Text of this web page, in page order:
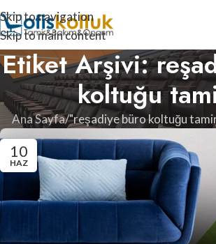
Skip to navigation
Skip to main content
Etiket Arşivi:
koltuğu
Ana Sayfa "reşadiye büro koltuğu
10
HAZ